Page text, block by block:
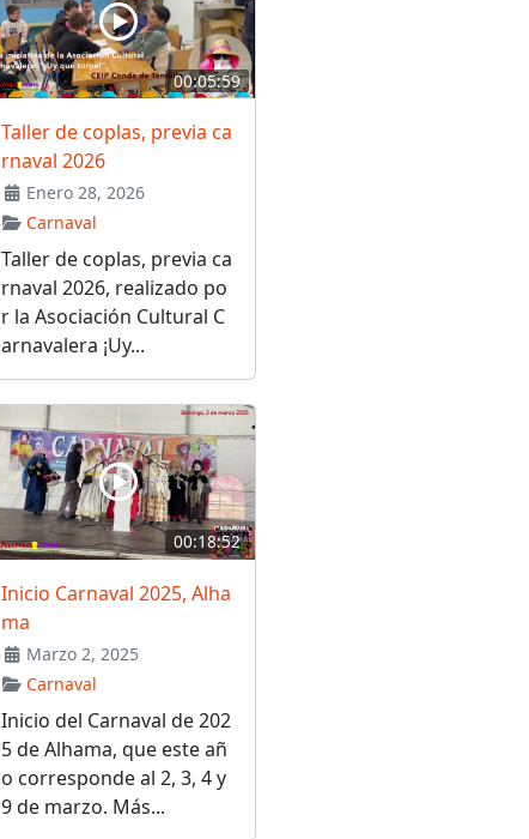
00:05:59
Taller de coplas, previa ca
rnaval 2026
Enero 28, 2026
Carnaval
Taller de coplas, previa ca
rnaval 2026, realizado po
r la Asociación Cultural C
arnavalera ¡Uy...
00:18:52
Inicio Carnaval 2025, Alha
ma
Marzo 2, 2025
Carnaval
Inicio del Carnaval de 202
5 de Alhama, que este añ
o corresponde al 2, 3, 4 y
9 de marzo. Más...